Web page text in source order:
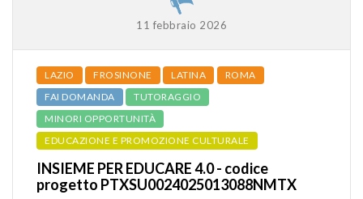
11 febbraio 2026
LAZIO FROSINONE LATINA
ROMA
FAI DOMANDA
TUTORAGGIO
MINORI OPPORTUNITÀ
EDUCAZIONE E PROMOZIONE CULTURALE
INSIEME PER EDUCARE 4.0 - codice
progetto PTXSU0024025013088NMTX